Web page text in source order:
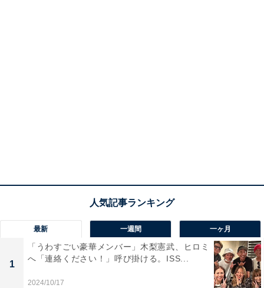
最新 一週間 一ヶ月
1
「うわすごい豪華メンバー」木梨憲武、ヒロミ
へ「連絡ください！」呼び掛ける。ISS...
2024/10/17